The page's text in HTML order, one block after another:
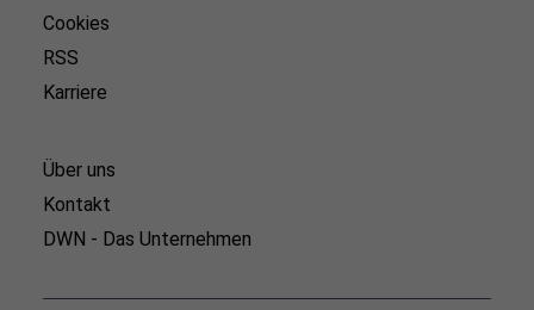
Cookies
RSS
Karriere
Über uns
Kontakt
DWN - Das Unternehmen